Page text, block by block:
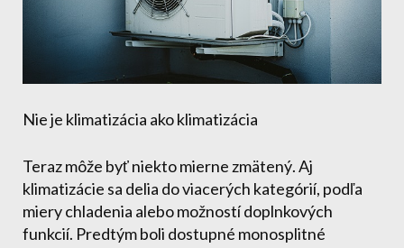
Nie je klimatizácia ako klimatizácia
Teraz môže byť niekto mierne zmätený. Aj
klimatizácie sa delia do viacerých kategórií, podľa
miery chladenia alebo možností doplnkových
funkcií. Predtým boli dostupné monosplitné